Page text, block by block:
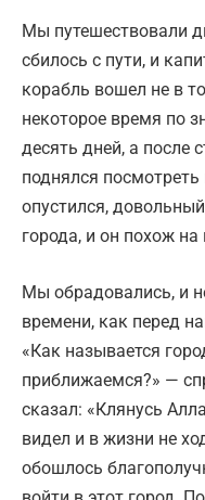
Мы путешествовали
сбилось с пути, и
корабль вошел не в
некоторое время по
десять дней, а после
поднялся
опустился,
города, и он похож на
Мы обрадовались, и
времени, как перед
«Как называется
приближаемся?» —
сказал: «Клянусь
видел и в жизни не
обошлось